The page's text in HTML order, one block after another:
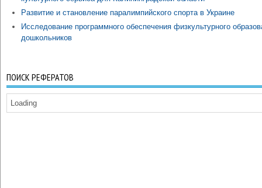
Развитие и становление паралимпийского спорта в Украине
Исследование программного обеспечения физкультурного
дошкольников
ПОИСК РЕФЕРАТОВ
Loading